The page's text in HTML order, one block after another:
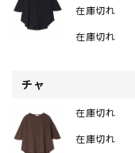
在庫切れ
在庫切れ
チャ
在庫切れ
在庫切れ